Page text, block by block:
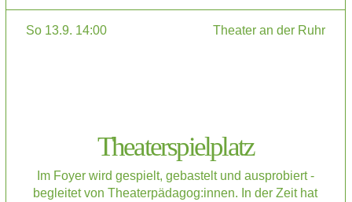
So 13.9. 14:00 Theater an der Ruhr
Theaterspielplatz
Im Foyer wird gespielt, gebastelt und ausprobiert -
begleitet von Theaterpädagog:innen. In der Zeit hat